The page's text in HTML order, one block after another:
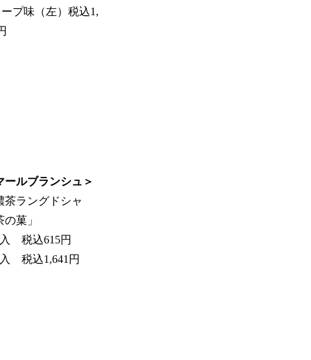
プ味（左）税込1,
ールブランシュ＞
茶ラングドシャ
の菓」
税込615円
税込1,641円